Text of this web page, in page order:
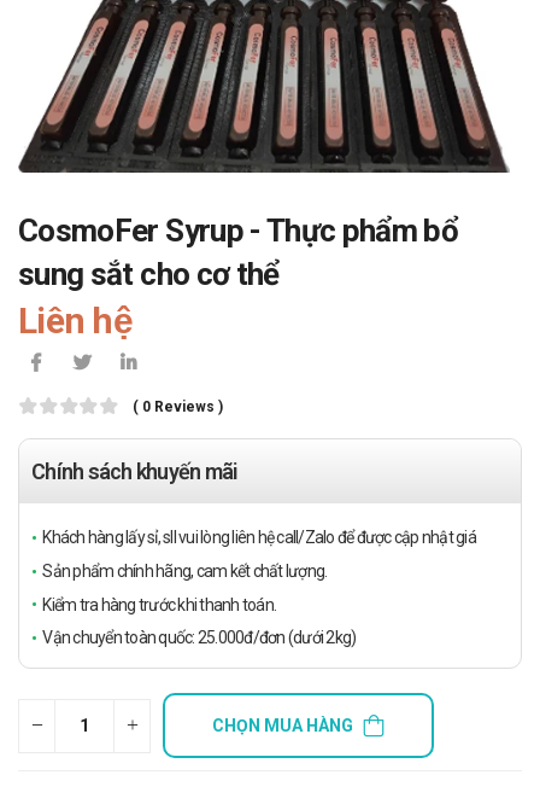
CosmoFer Syrup - Thực phẩm bổ
sung sắt cho cơ thể
Liên hệ
( 0 Reviews )
Chính sách khuyến mãi
Khách hàng lấy sỉ, sll vui lòng liên hệ call/Zalo để được cập nhật giá
Sản phẩm chính hãng, cam kết chất lượng.
Kiểm tra hàng trước khi thanh toán.
Vận chuyển toàn quốc: 25.000đ/đơn (dưới 2kg)
CHỌN MUA HÀNG